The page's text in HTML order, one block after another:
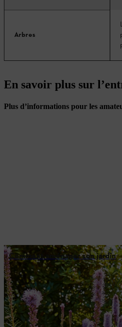
Arbres
En savoir plus sur
Plus d’informations pour les
Comment aménager son jardin